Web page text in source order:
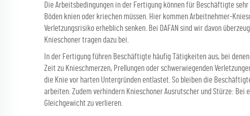
Die Arbeitsbedingungen in der Fertigung können für Beschäftigte
Böden knien oder kriechen müssen. Hier kommen Arbeitnehmer-
Verletzungsrisiko erheblich senken. Bei DAFAN sind wir davon
Knieschoner tragen dazu bei.
In der Fertigung führen Beschäftigte häufig Tätigkeiten aus, bei
Zeit zu Knieschmerzen, Prellungen oder schwerwiegenden
die Knie vor harten Untergründen entlastet. So bleiben die
arbeiten. Zudem verhindern Knieschoner Ausrutscher und Stürze:
Gleichgewicht zu verlieren.